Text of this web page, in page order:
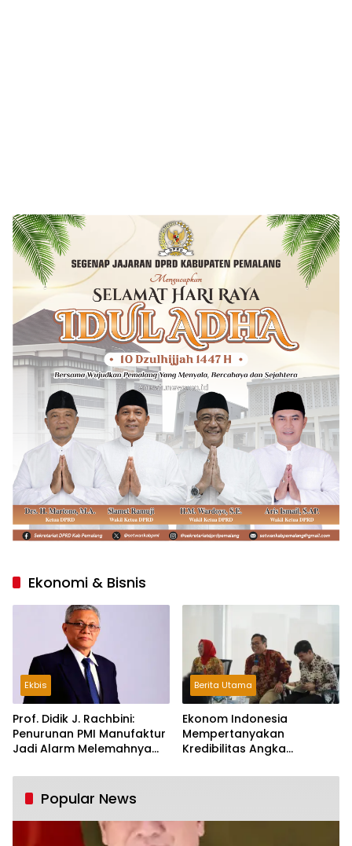
Ekonomi & Bisnis
Ekbis
Prof. Didik J. Rachbini:
Penurunan PMI Manufaktur
Jadi Alarm Melemahnya
Berita Utama
Ekonom Indonesia
Mempertanyakan
Kredibilitas Angka
Tumbuh Tapi Rapuh
Popular News